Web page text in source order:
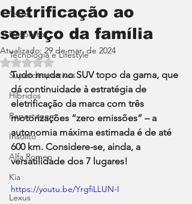
Teste
Desporto
Tecnologia e Lifestyle
Superdesportivos
Híbridos
Reportagem
Insólito
Alfa Romeo
Kia
Lexus
eletrificação ao
serviço da família
Atualizado:29 de mar. de 2024
Avaliado com NaN de 5 estrelas.
Tudo muda no SUV topo da gama, que
dá continuidade à estratégia de
eletrificação da marca com três
motorizações “zero emissões” – a
autonomia máxima estimada é de até
600 km. Considere-se, ainda, a
versatilidade dos 7 lugares!
https://youtu.be/YrgfiLLUN-I